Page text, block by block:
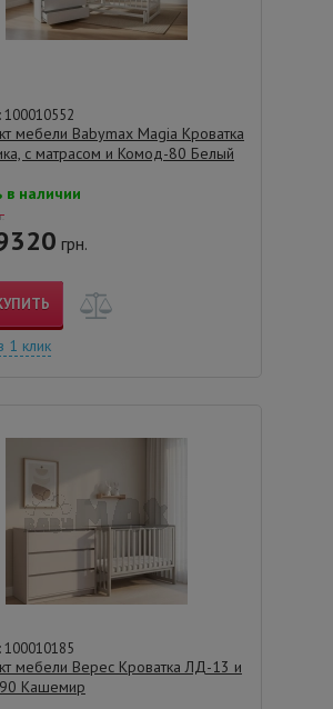
100010552
мебели Babymax Magia Кроватка
с матрасом и Комод-80 Белый
в наличии
грн.
1 клик
100010185
мебели Верес Кроватка ЛД-13 и
Кашемир